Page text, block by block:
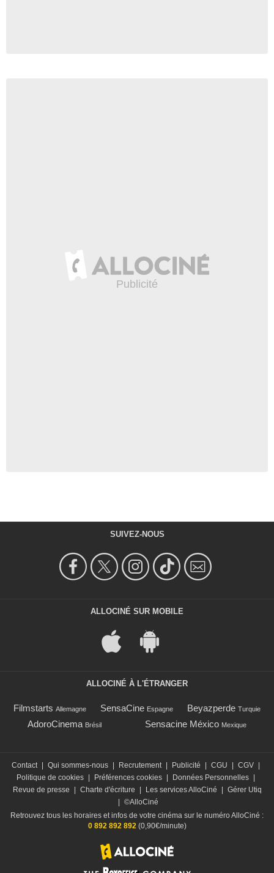
SUIVEZ-NOUS
ALLOCINÉ SUR MOBILE
ALLOCINÉ À L'ÉTRANGER
Filmstarts Allemagne SensaCine Espagne Beyazperde Turquie
AdoroCinema Brésil Sensacine México Mexique
Contact Qui sommes-nous Recrutement Publicité CGU CGV
Politique de cookies
Préférences cookies Données Personnelles
Revue de presse
Charte d'écriture Les services AlloCiné
Gérer Utiq
©AlloCiné
Retrouvez tous les horaires et infos de votre cinéma sur le numéro AlloCiné :
0 892 892 892(0,90€/minute)